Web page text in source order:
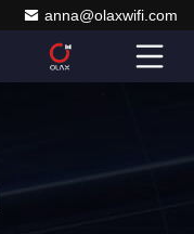
anna@olaxwifi.com